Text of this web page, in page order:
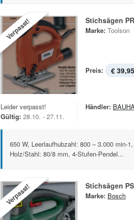
Verpasst! Stichsägen
Marke: Toolson
Preis: € 39,95
Leider verpasst!
Gültig: 28.10. - 27.11.
Händler:
650 W, Leerlaufhubzahl: 800 – 3.000 min-
Holz/Stahl: 80/8 mm, 4-Stufen-Pendel...
Verpasst! Stichsägen
Marke: Bosch